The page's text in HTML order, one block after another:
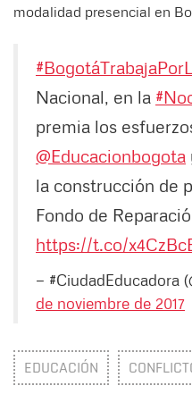
modalidad presencial en
Nacional, en la
premia los
@Educacionbogota
la construcción de
Fondo de
https://t.co/
— #CiudadEducadora
de noviembre de 2017
EDUCACIÓN